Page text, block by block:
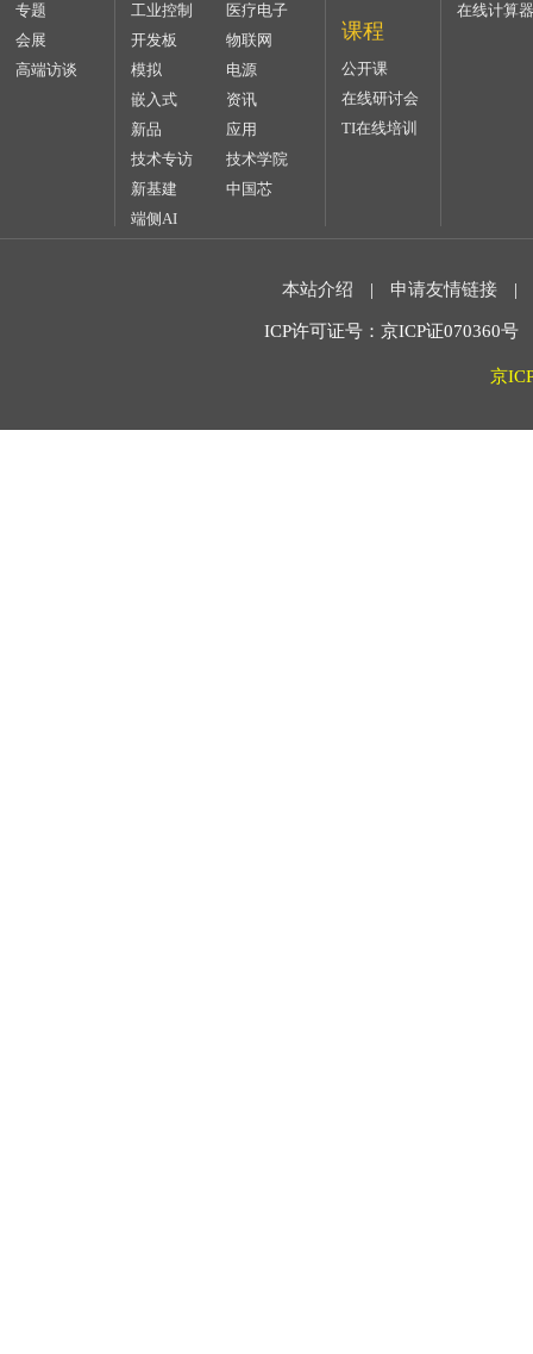
专题
会展
高端访谈
工业控制
医疗电子
开发板
物联网
模拟
电源
嵌入式
资讯
新品
应用
技术专访
技术学院
新基建
中国芯
端侧AI
课程
公开课
在线研讨会
TI在线培训
在线计算器
本站介绍 | 申请友情链接 |
ICP许可证号：京ICP证070360
京